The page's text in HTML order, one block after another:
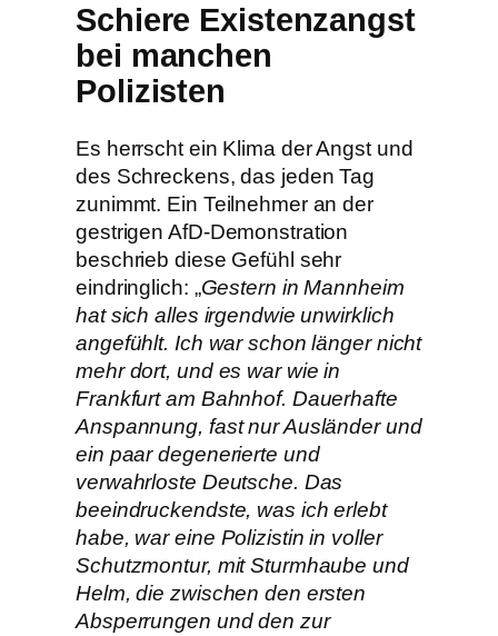
Schiere Existenzangst
bei manchen
Polizisten
Es herrscht ein Klima der Angst und
des Schreckens, das jeden Tag
zunimmt. Ein Teilnehmer an der
gestrigen AfD-Demonstration
beschrieb diese Gefühl sehr
eindringlich: „Gestern in Mannheim
hat sich alles irgendwie unwirklich
angefühlt. Ich war schon länger nicht
mehr dort, und es war wie in
Frankfurt am Bahnhof. Dauerhafte
Anspannung, fast nur Ausländer und
ein paar degenerierte und
verwahrloste Deutsche. Das
beeindruckendste, was ich erlebt
habe, war eine Polizistin in voller
Schutzmontur, mit Sturmhaube und
Helm, die zwischen den ersten
Absperrungen und den zur